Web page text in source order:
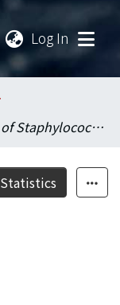
Log In
學
The Role of Staphylococcal Superantigens in the Pathogenesis of Atopic dermatitis
Statistics